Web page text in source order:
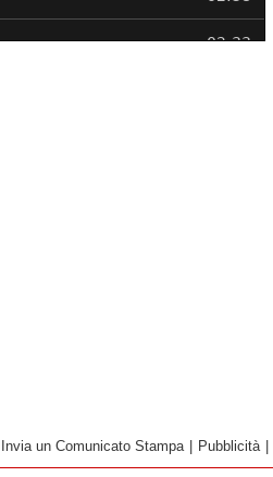
Invia un Comunicato Stampa Pubblicità